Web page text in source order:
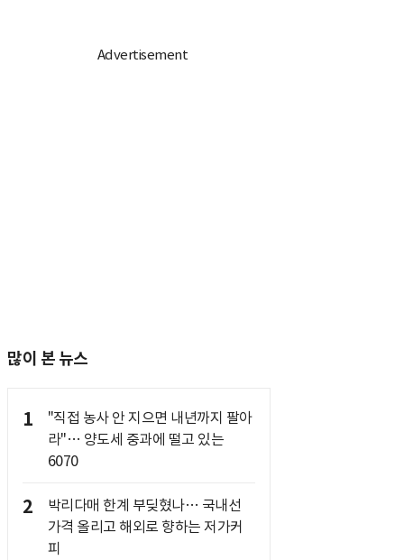
많이 본 뉴스
1
"직접 농사 안 지으면 내년까지 팔아
라"… 양도세 중과에 떨고 있는
6070
2
박리다매 한계 부딪혔나… 국내선
가격 올리고 해외로 향하는 저가커
피